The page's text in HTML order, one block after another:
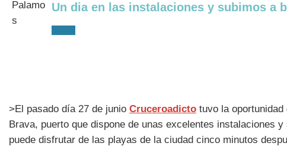
Un dia en las instalaciones y subimos a
>El pasado día 27 de junio Cruceroadicto tuvo la
Brava, puerto que dispone de unas excelentes instalaciones
puede disfrutar de las playas de la ciudad cinco minutos